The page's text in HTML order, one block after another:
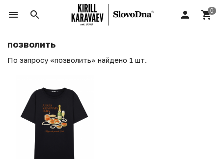
позволить
По запросу «позволить» найдено 1 шт.